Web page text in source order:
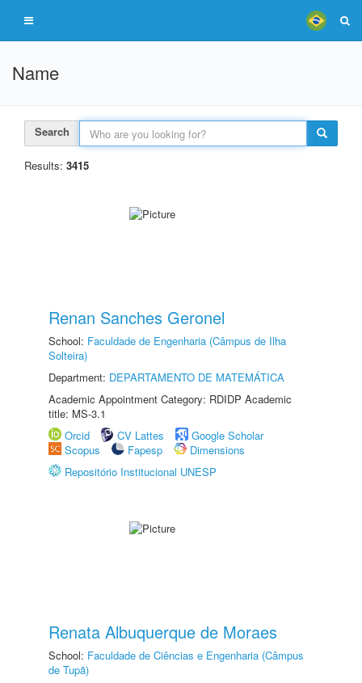
Name
Search
Results: 3415
Renan Sanches Geronel
School: Faculdade de Engenharia (Câmpus de Ilha
Solteira)
Department: DEPARTAMENTO DE MATEMÁTICA
Academic Appointment Category: RDIDP Academic
title: MS-3.1
Orcid
CV Lattes
Google Scholar
Scopus
Fapesp
Dimensions
Repositório Institucional UNESP
Renata Albuquerque de Moraes
School: Faculdade de Ciências e Engenharia (Câmpus
de Tupã)